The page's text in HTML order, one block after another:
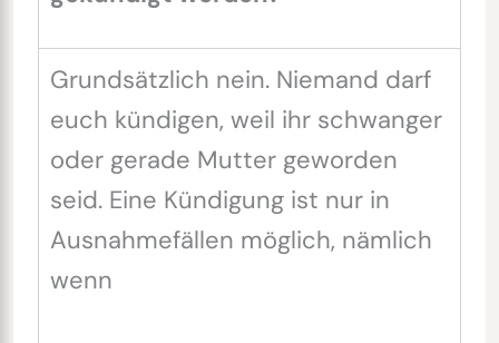
Grundsätzlich nein. Niemand darf
euch kündigen, weil ihr schwanger
oder gerade Mutter geworden
seid. Eine Kündigung ist nur in
Ausnahmefällen möglich, nämlich
wenn